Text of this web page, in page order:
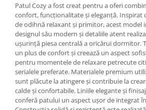
Patul Cozy a fost creat pentru a oferi
confort, funcționalitate și eleganță. Inspirat
de odihnă relaxant și primitor, acest model
designul său modern și detaliile atent
ușurință piesa centrală a oricărui dormitor.
un plus de confort și creează un aspect
pentru momentele de relaxare petrecute
serialele preferate. Materialele premium
sunt plăcute la atingere și contribuie la
calde și confortabile. Liniile elegante și
conferă patului un aspect ușor de integrat